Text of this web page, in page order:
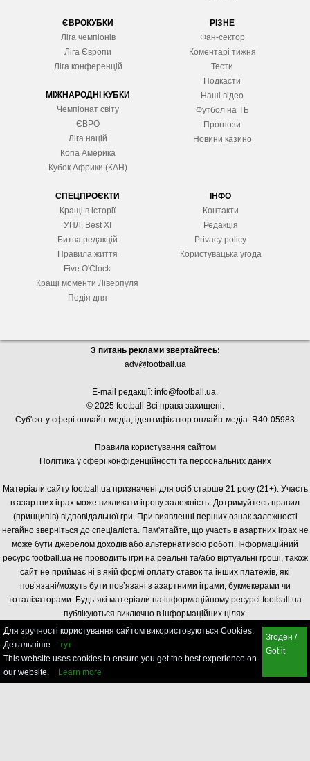
ЄВРОКУБКИ
Ліга чемпіонів
Ліга Європи
Ліга конференцій
МІЖНАРОДНІ КУБКИ
Чемпіонат світу
ЄВРО
Ліга націй
Копа Америка
Кубок Африки (КАН)
РІЗНЕ
Фан-сектор
Коментарі тижня
Тести
Подкасти
Наші відео
Футбол на ТБ
Прогнози
Новини казино
СПЕЦПРОЄКТИ
Кращі в історії
УПЛ. Best XІ
Битва редакцій
Правила життя
Five O'Clock
Кращі моменти Ліверпуля
Подія дня
ІНФО
Контакти
Редакція
Privacy policy
Користувацька угода
З питань реклами звертайтесь:
adv@football.ua
E-mail редакції: info@football.ua.
© 2025 football Всі права захищені.
Суб'єкт у сфері онлайн-медіа, ідентифікатор онлайн-медіа: R40-05983
Правила користування сайтом
Політика у сфері конфіденційності та персональних даних
Матеріали сайту football.ua призначені для осіб старше 21 року (21+). Участь
в азартних іграх може викликати ігрову залежність. Дотримуйтесь правил
(принципів) відповідальної гри. При виявленні перших ознак залежності
негайно зверніться до спеціаліста. Пам'ятайте, що участь в азартних іграх не
може бути джерелом доходів або альтернативою роботі. Інформаційний
ресурс football.ua не проводить ігри на реальні та/або віртуальні гроші, також
сайт не приймає ні в якій формі оплату ставок та інших платежів, які
пов’язані/можуть бути пов’язані з азартними іграми, букмекерами чи
тоталізаторами. Будь-які матеріали на інформаційному ресурсі football.ua
публікуються виключно в інформаційних цілях.
Для зручності користування сайтом використовуються Cookies.
Детальніше
тут
This website uses cookies to ensure you get the best experience on
our website.
Learn more
Згоден /
Got it